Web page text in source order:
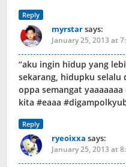
Reply
myrstarsays:
January 25, 2013 at
“aku ingin hidup yang
sekarang, hidupku selalu
oppa semangat
kita #eaaa
Reply
ryeoixxa says:
January 25, 2013 at